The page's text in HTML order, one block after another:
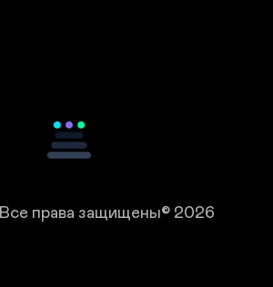
Все права защищены© 2026